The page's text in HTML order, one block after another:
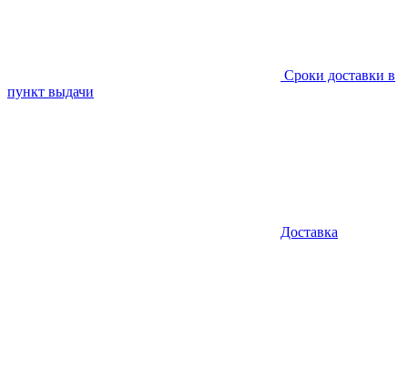
Сроки доставки в
пункт выдачи
Доставка